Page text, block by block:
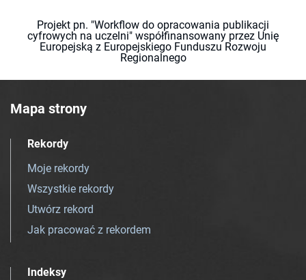
Projekt pn. "Workflow do opracowania publikacji
cyfrowych na uczelni" współfinansowany przez Unię
Europejską z Europejskiego Funduszu Rozwoju
Regionalnego
Mapa strony
Rekordy
Moje rekordy
Wszystkie rekordy
Utwórz rekord
Jak pracować z rekordem
Indeksy